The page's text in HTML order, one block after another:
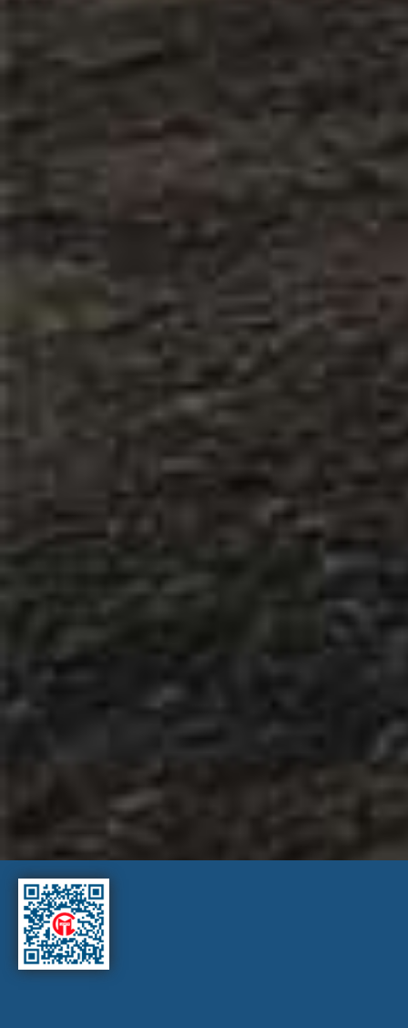
КОНТАКТЫ
129329 г. Москва
Фактический адрес:
129329 г. Москва
+7 (495) 755-78-63
МИССИЯ КОМПАНИИ
«Мы стремимся к вершине качества в воплощении
проектов, совершенствуя накопленный опыт в
Мы имеем привилегию – приносить нашим заказчикам
уверенность, удовлетворение и основательность.
только с нашими сотрудниками, но и с нашими
клиентами, применяя это как технологию слаженности,
эффективности и продуктивности строительного
процесса, созидая во благо общества в целом».